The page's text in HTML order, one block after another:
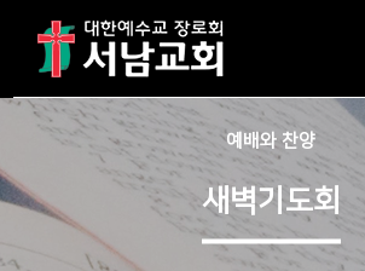
예배와 찬양
새벽기도회